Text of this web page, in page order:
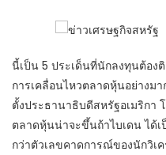
นี้เป็น 5 ประเด็นที่นักลงทุนต้อง
การเคลื่อนไหวตลาดหุ้นอย่างม
ตั้งประธานาธิบดีสหรัฐอเมริกา
ตลาดหุ้นน่าจะขึ้นถ้าไบเดน ได้
กว่าตัวเลขคาดการณ์ของนักวิเ